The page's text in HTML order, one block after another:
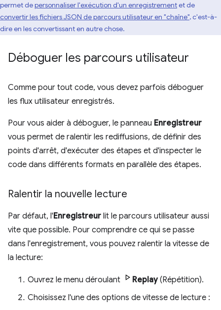
permet depersonnaliser l'exécution d'un enregistrementet de
convertir les fichiers JSON de parcours utilisateur en "chaîne", c'est-à-
dire en les convertissant en autre chose.
Déboguer les parcours utilisateur
Comme pour tout code, vous devez parfois déboguer
les flux utilisateur enregistrés.
Pour vous aider à déboguer, le panneau Enregistreur
vous permet de ralentir les rediffusions, de définir des
points d'arrêt, d'exécuter des étapes et d'inspecter le
code dans différents formats en parallèle des étapes.
Ralentir la nouvelle lecture
Par défaut, l'Enregistreur lit le parcours utilisateur aussi
vite que possible. Pour comprendre ce qui se passe
dans l'enregistrement, vous pouvez ralentir la vitesse de
la lecture:
Ouvrez le menu déroulant Replay(Répétition).
Choisissez l'une des options de vitesse de lecture :